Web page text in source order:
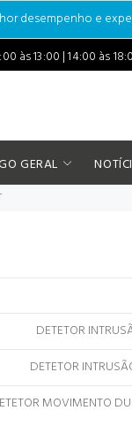
desempenho e
às 13:00 | 14:00 às
GERAL
DETETOR
DETETOR
MOVIMENTO